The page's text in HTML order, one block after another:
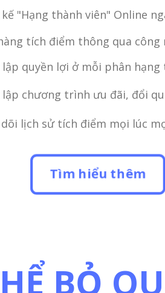
kế "Hạng thành viên" Online
tích điểm thông qua công
lập quyền lợi ở mỗi phân hạng
lập chương trình ưu đãi, đổi
dõi lịch sử tích điểm mọi lúc
Tìm hiểu thêm
BỎ